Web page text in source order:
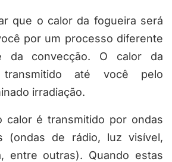
que o calor da fogueira será
por um processo diferente
da convecção. O calor da
até você pelo
irradiação.
calor é transmitido por ondas
(ondas de rádio, luz visível,
entre outras). Quando estas